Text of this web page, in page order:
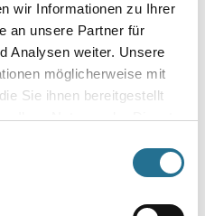
wir Informationen zu Ihrer
an unsere Partner für
Analysen weiter. Unsere
möglicherweise mit
Sie ihnen bereitgestellt
Ihrer Nutzung der Dienste